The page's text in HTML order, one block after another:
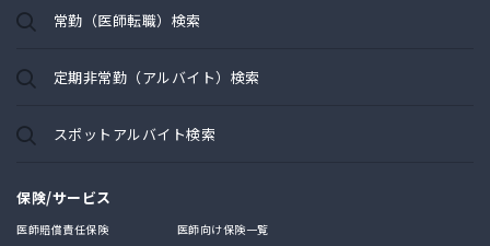
常勤（医師転職）検索
定期非常勤（アルバイト）検索
スポットアルバイト検索
保険/サービス
医師賠償責任保険
医師向け保険一覧